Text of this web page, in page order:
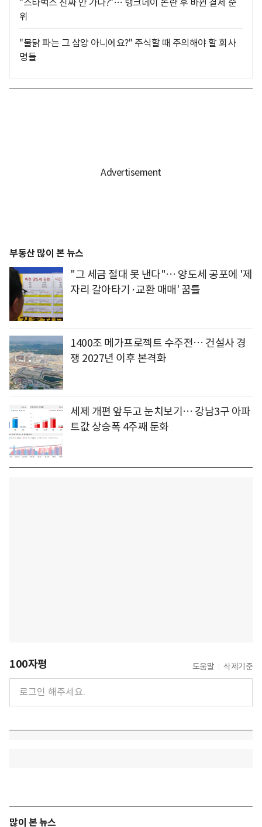
위
"불닭 파는 그 삼양 아니에요?" 주식할 때 주의해야 할 회사
명들
부동산 많이 본 뉴스
"그 세금 절대 못 낸다"… 양도세 공포에 '제
자리 갈아타기·교환 매매' 꿈틀
1400조 메가프로젝트 수주전… 건설사 경
쟁 2027년 이후 본격화
세제 개편 앞두고 눈치보기… 강남3구 아파
트값 상승폭 4주째 둔화
100자평 도움말 삭제기준
많이 본 뉴스